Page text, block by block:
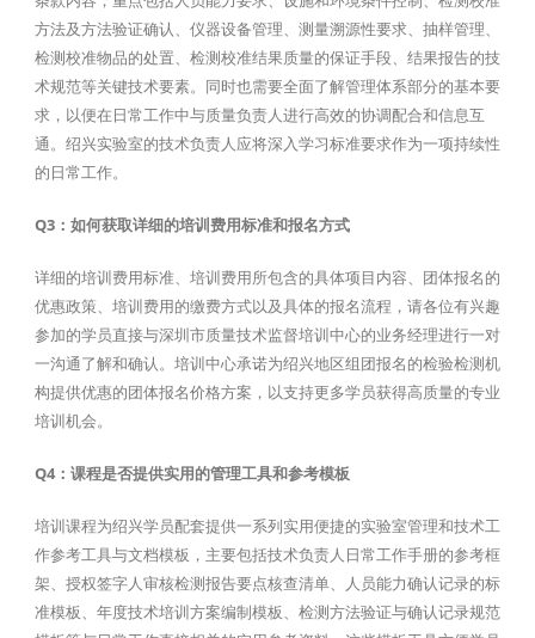
方法及方法验证确认、仪器设备管理、测量溯源性要求、抽样管理、
检测校准物品的处置、检测校准结果质量的保证手段、结果报告的技
术规范等关键技术要素。同时也需要全面了解管理体系部分的基本要
求，以便在日常工作中与质量负责人进行高效的协调配合和信息互
通。绍兴实验室的技术负责人应将深入学习标准要求作为一项持续性
的日常工作。
Q3：如何获取详细的培训费用标准和报名方式
详细的培训费用标准、培训费用所包含的具体项目内容、团体报名的
优惠政策、培训费用的缴费方式以及具体的报名流程，请各位有兴趣
参加的学员直接与深圳市质量技术监督培训中心的业务经理进行一对
一沟通了解和确认。培训中心承诺为绍兴地区组团报名的检验检测机
构提供优惠的团体报名价格方案，以支持更多学员获得高质量的专业
培训机会。
Q4：课程是否提供实用的管理工具和参考模板
培训课程为绍兴学员配套提供一系列实用便捷的实验室管理和技术工
作参考工具与文档模板，主要包括技术负责人日常工作手册的参考框
架、授权签字人审核检测报告要点核查清单、人员能力确认记录的标
准模板、年度技术培训方案编制模板、检测方法验证与确认记录规范